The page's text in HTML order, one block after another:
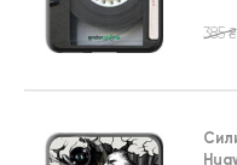
385 ₴